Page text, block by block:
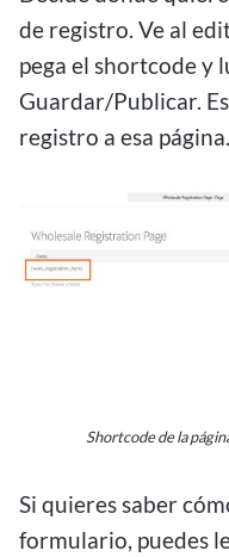
de registro. Ve al
pega el shortcode y
Guardar/Publicar.
registro a esa página.
Shortcode de la
Si quieres saber
formulario, puedes